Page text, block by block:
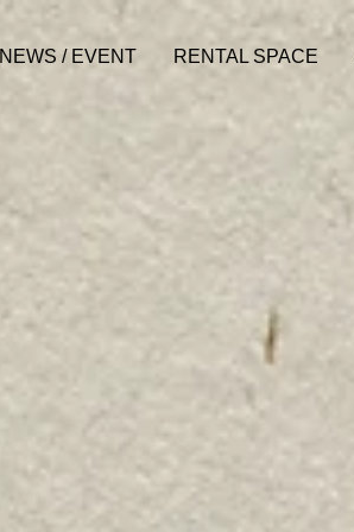
NEWS / EVENT RENTAL SPACE